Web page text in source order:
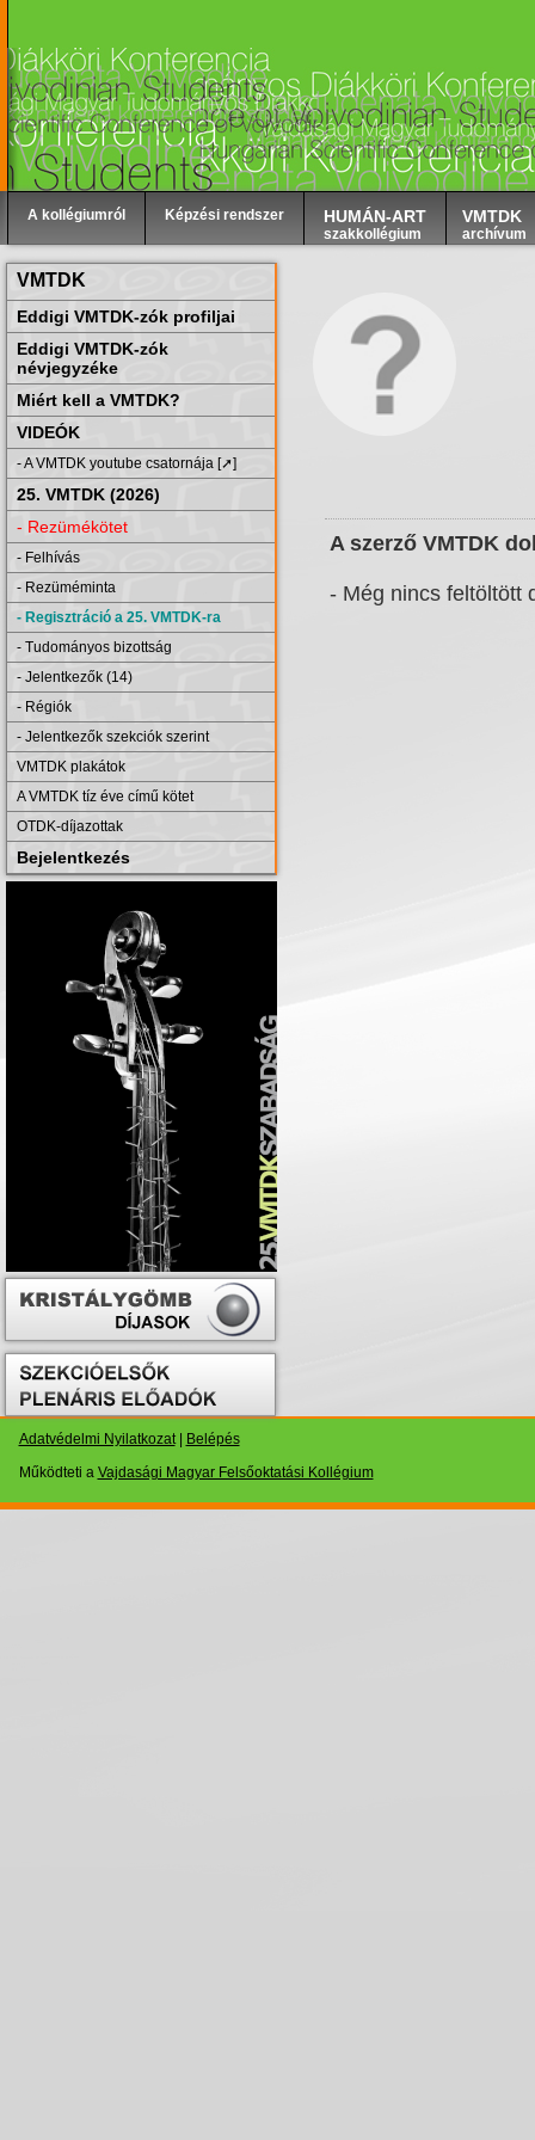
A kollégiumról Képzési rendszer HUMÁN-ART
szakkollégium
VMTDK
archívum
VMTDK
Eddigi VMTDK-zók profiljai
Eddigi VMTDK-zók
névjegyzéke
Miért kell a VMTDK?
VIDEÓK
- A VMTDK youtube csatornája [➚]
25. VMTDK (2026)
- Rezümékötet
- Felhívás
- Rezüméminta
- Regisztráció a 25. VMTDK-ra
- Tudományos bizottság
- Jelentkezők (14)
- Régiók
- Jelentkezők szekciók szerint
VMTDK plakátok
A VMTDK tíz éve című kötet
OTDK-díjazottak
Bejelentkezés
A szerző VMTDK
- Még nincs feltöltött
Adatvédelmi Nyilatkozat|
Belépés
Működteti a Vajdasági Magyar Felsőoktatási Kollégium